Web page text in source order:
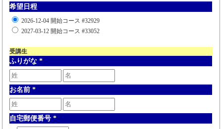
希望日程
2026-12-04 開始コース #32929
2027-03-12 開始コース #33052
受講生
ふりがな *
お名前 *
自宅郵便番号 *